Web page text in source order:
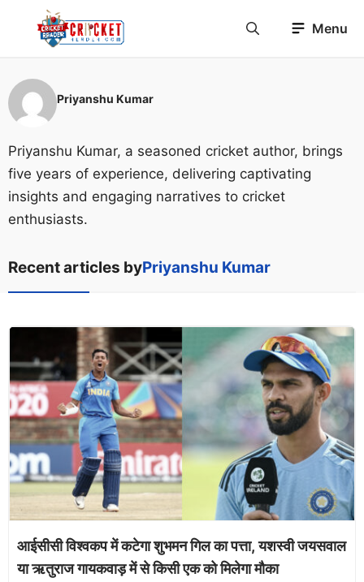
Menu
Priyanshu Kumar
Priyanshu Kumar, a seasoned cricket author, brings
five years of experience, delivering captivating
insights and engaging narratives to cricket
enthusiasts.
Recent articles byPriyanshu Kumar
आईसीसी विश्वकप में कटेगा शुभमन गिल का पत्ता, यशस्वी जयसवाल
या ऋतुराज गायकवाड़ में से किसी एक को मिलेगा मौका